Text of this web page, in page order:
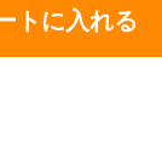
トに入れる